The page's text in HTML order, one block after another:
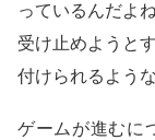
っているんだよ
受け止めようと
付けられるよう
ゲームが進むに